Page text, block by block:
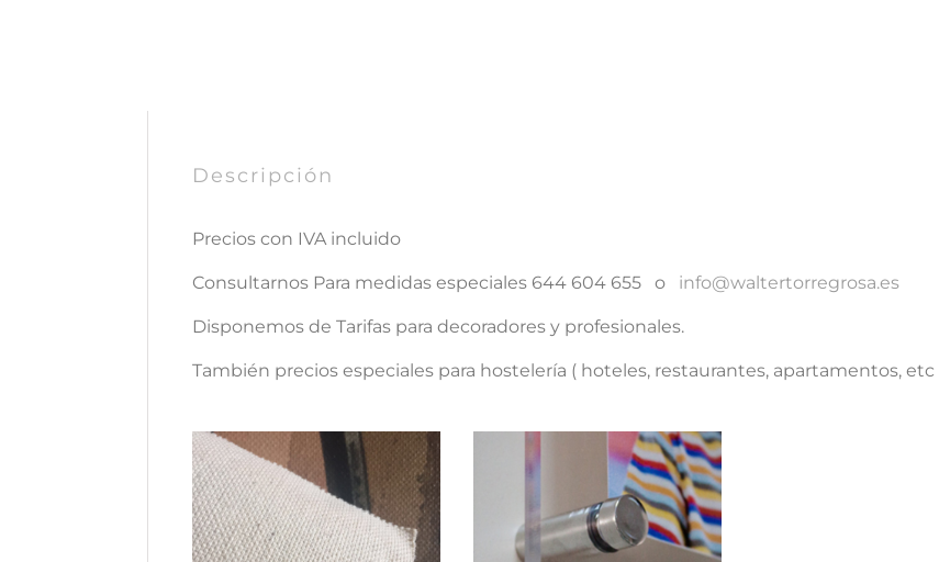
Descripción
Precios con IVA incluido
Consultarnos Para medidas especiales 644 604 655 o info@waltertorregrosa.es
Disponemos de Tarifas para decoradores y profesionales.
También precios especiales para hostelería ( hoteles, restaurantes, apartamentos, etc